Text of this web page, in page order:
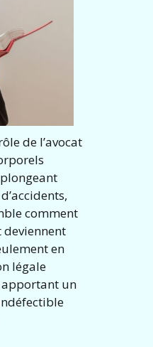
de l’avocat
comment
en
légale
apportant un